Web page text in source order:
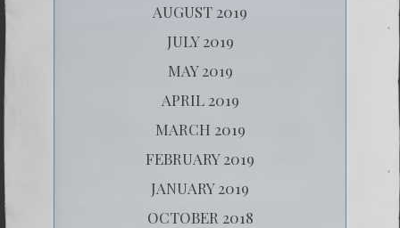
AUGUST 2019
JULY 2019
MAY 2019
APRIL 2019
MARCH 2019
FEBRUARY 2019
JANUARY 2019
OCTOBER 2018